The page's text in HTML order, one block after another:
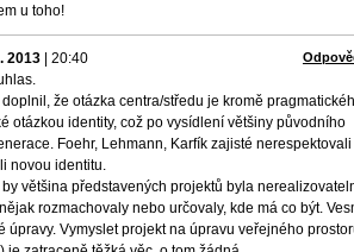
u toho!
2013 20:40
že otázka centra/středu je kromě
otázkou identity, což po vysídlení většiny původního
Foehr, Lehmann, Karfík zajisté nerespektovali
novou identitu.
většina představených projektů byla
rozmachovaly nebo určovaly, kde má co být.
úpravy. Vymyslet projekt na úpravu veřejného